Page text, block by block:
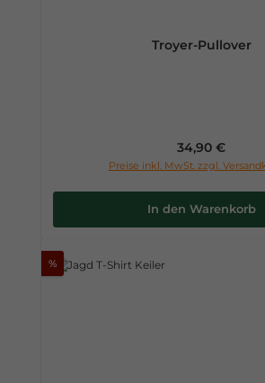
Troyer-Pullover
Regulärer
34,90 €
Preise inkl. MwSt. zzgl.
In den Warenkorb
%